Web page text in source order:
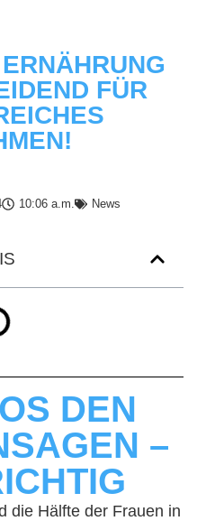
FÜR
10:06 a.m. News
DEN
–
die Hälfte der Frauen in